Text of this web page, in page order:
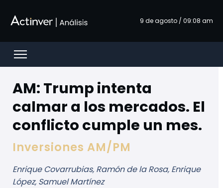
9 de agosto / 09:08 am
Open menu
AM: Trump intenta
calmar a los mercados. El
conflicto cumple un mes.
Inversiones AM/PM
Enrique Covarrubias, Ramón de la Rosa, Enrique
López, Samuel Martínez